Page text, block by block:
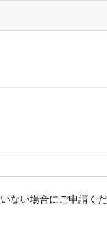
ない場合にご申請く